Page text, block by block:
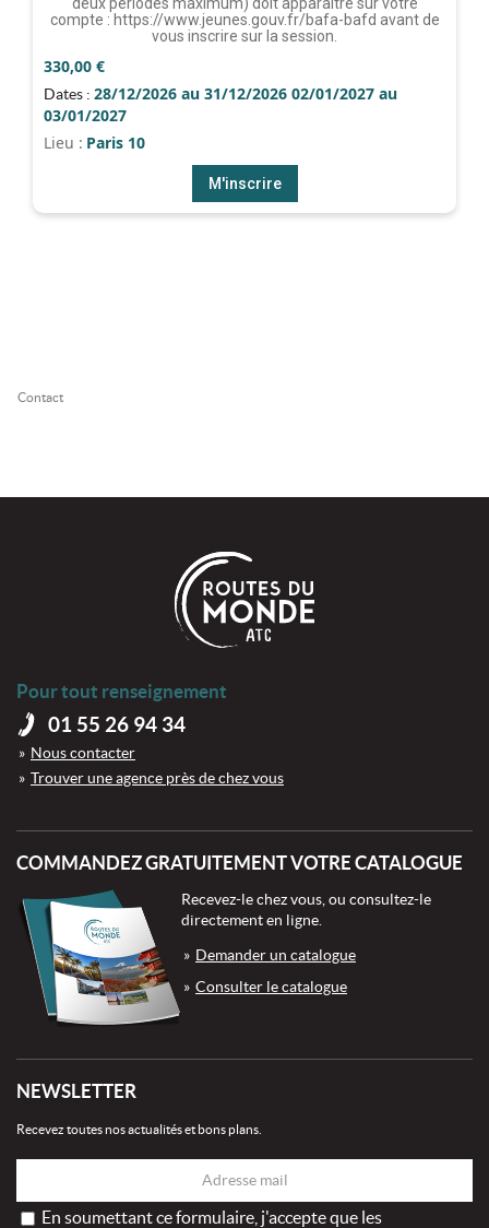
deux périodes maximum) doit apparaître sur votre
compte : https://www.jeunes.gouv.fr/bafa-bafd avant de
vous inscrire sur la session.
330,00 €
Dates : 28/12/2026 au 31/12/2026 02/01/2027 au
03/01/2027
Lieu : Paris 10
M'inscrire
Contact
Pour tout renseignement
01 55 26 94 34
Nous contacter
Trouver une agence près de chez vous
COMMANDEZ GRATUITEMENT VOTRE CATALOGUE
Recevez-le chez vous, ou consultez-le
directement en ligne.
Demander un catalogue
Consulter le catalogue
NEWSLETTER
Recevez toutes nos actualités et bons plans.
En soumettant ce formulaire, j'accepte que les